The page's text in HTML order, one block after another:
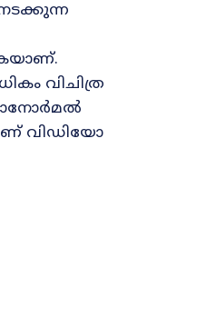
വിചിത്ര
വിഡിയോ